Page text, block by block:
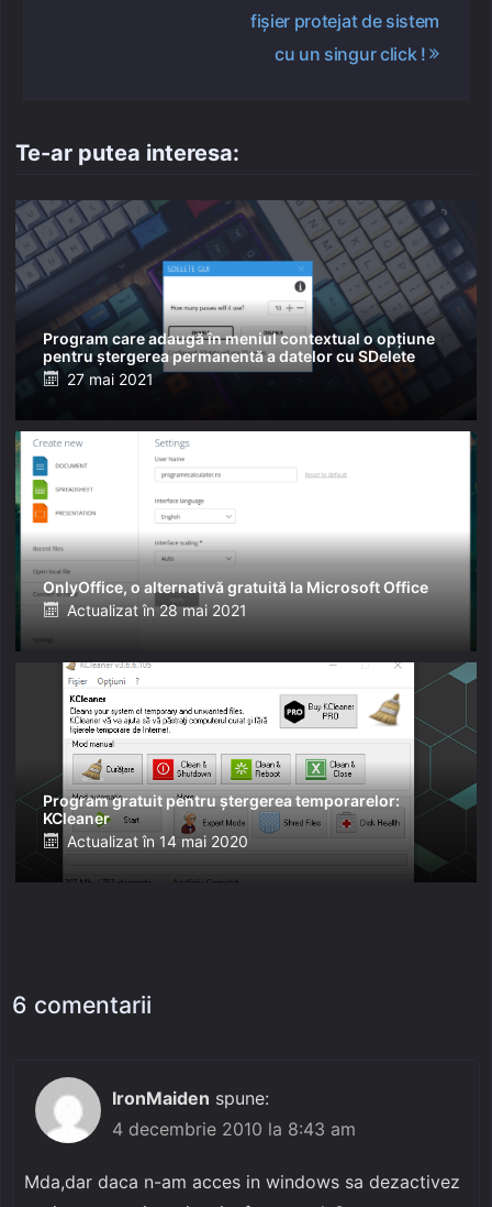
fişier protejat de sistem
cu un singur click !
Te-ar putea interesa:
Program care adaugă în meniul contextual o opțiune
pentru ștergerea permanentă a datelor cu SDelete
Posted
27 mai 2021
OnlyOffice, o alternativă gratuită la Microsoft Office
Posted
Actualizat în 28 mai 2021
Program gratuit pentru ștergerea temporarelor:
KCleaner
Posted
Actualizat în 14 mai 2020
6 comentarii
IronMaiden spune:
4 decembrie 2010 la 8:43 am
Mda,dar daca n-am acces in windows sa dezactivez